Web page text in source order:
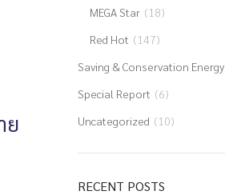
ย
MEGA Star (18)
Red Hot (147)
Saving & Conservation Energy
Special Report (6)
Uncategorized (10)
RECENT POSTS